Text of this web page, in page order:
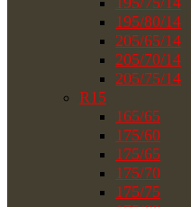
195/80/14
205/65/14
205/70/14
205/75/14
R15
165/65
175/60
175/65
175/70
175/75